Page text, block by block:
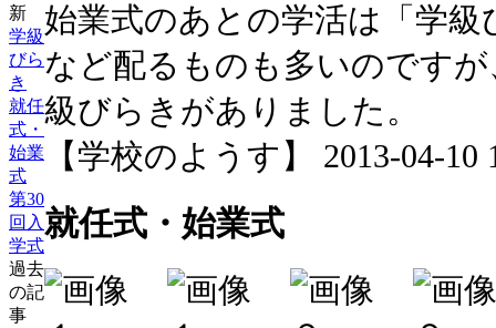
新
学級
びら
き
就任
式・
始業
式
第30
回入
学式
過去
の記
事
始業式のあとの学活は「学
など配るものも多いのです
級びらきがありました。
【学校のようす】 2013-04-10
就任式・始業式